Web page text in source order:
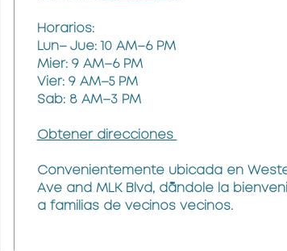
Horarios:
Lun– Jue: 10 AM–6 PM
Mier: 9 AM–6 PM
Vier: 9 AM–5 PM
Sab: 8 AM–3 PM
Obtener direcciones
Convenientemente ubicada en
Ave and MLK Blvd, dándole la
a familias de vecinos vecinos.